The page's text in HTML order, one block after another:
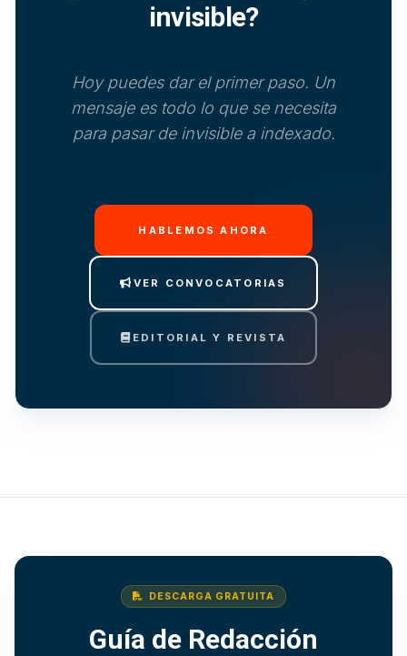
invisible?
Hoy puedes dar el primer paso. Un
mensaje es todo lo que se necesita
para pasar de invisible a indexado.
HABLEMOS AHORA
VER CONVOCATORIAS
EDITORIAL Y REVISTA
DESCARGA GRATUITA
Guía de Redacción